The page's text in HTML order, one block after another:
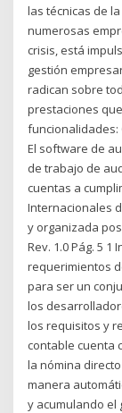
las técnicas de
numerosas
crisis, está
gestión
radican sobre
prestaciones
funcionalidades:
El software de
de trabajo de
cuentas a
Internacionales
y organizada
Rev. 1.0 Pág. 5
requerimientos
para ser un
los
los requisitos y
contable cuenta
la nómina
manera
y acumulando el